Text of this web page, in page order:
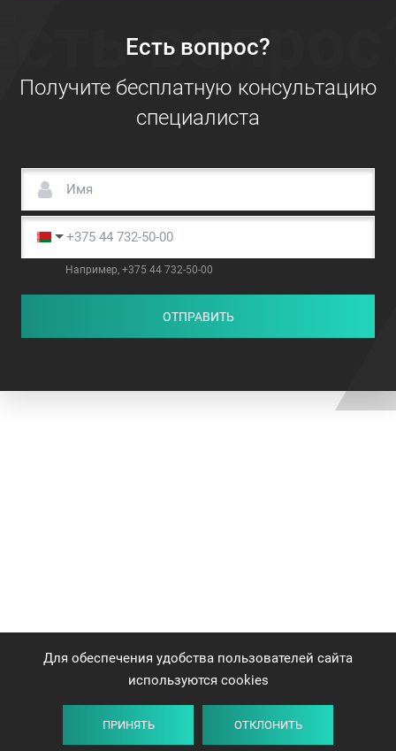
Есть вопрос?
Получите бесплатную консультацию
специалиста
Например, +375 44 732-50-00
ОТПРАВИТЬ
Для обеспечения удобства пользователей сайта
используются cookies
ПРИНЯТЬ ОТКЛОНИТЬ